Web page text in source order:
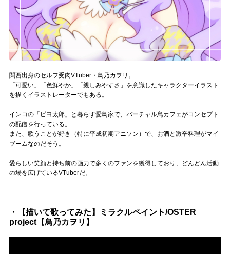
ぶいマガ！ by muevo
Follow us
Official SNS
関西出身のセルフ受肉VTuber・鳥乃カヲリ。
「可愛い」「色鮮やか」「親しみやすさ」を意識したキャラクターイラスト
を描くイラストレーターでもある。
インコの「ピヨ太郎」と暮らす愛鳥家で、バーチャル鳥カフェがコンセプト
の配信を行っている。
また、歌うことが好き（特に平成初期アニソン）で、お酒と激辛料理がマイ
ブームなのだそう。
愛らしい笑顔と持ち前の画力で多くのファンを獲得しており、どんどん活動
の場を広げているVTuberだ。
・【描いて歌ってみた】ミラクルペイント/OSTER
project【鳥乃カヲリ】